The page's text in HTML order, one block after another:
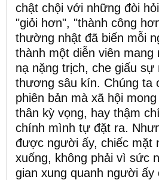
chật chội với những đòi
"giỏi hơn", "thành công
thường nhật đã biến mỗi
thành một diễn viên mang
nạ nặng trịch, che giấu sự
thương sâu kín. Chúng ta
phiên bản mà xã hội
thân kỳ vọng, hay thậm
chính mình tự đặt ra.
được người ấy, chiếc mặt
xuống, không phải vì sức
gian xung quanh người ấy